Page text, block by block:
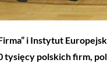
i Instytut
polskich firm,